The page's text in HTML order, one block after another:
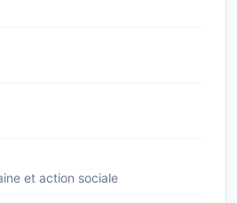
et action sociale